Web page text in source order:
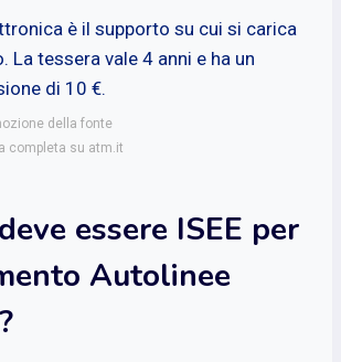
è il supporto su cui si carica
La tessera vale 4 anni e ha un
di 10 €.
della fonte
completa su atm.it
essere ISEE per
Autolinee